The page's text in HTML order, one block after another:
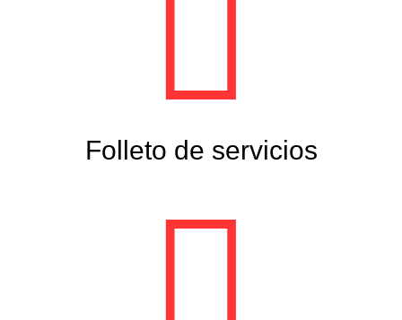
Folleto de servicios